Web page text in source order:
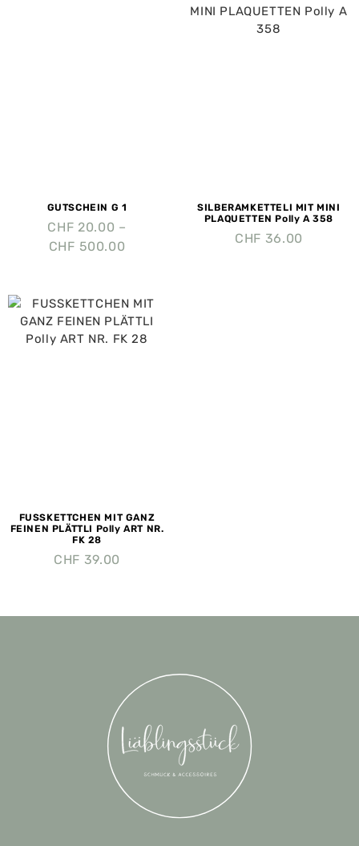
GUTSCHEIN G 1
CHF 20.00 –
CHF 500.00
SILBERAMKETTELI MIT MINI
PLAQUETTEN Polly A 358
CHF 36.00
FUSSKETTCHEN MIT GANZ
FEINEN PLÄTTLI Polly ART NR.
FK 28
CHF 39.00